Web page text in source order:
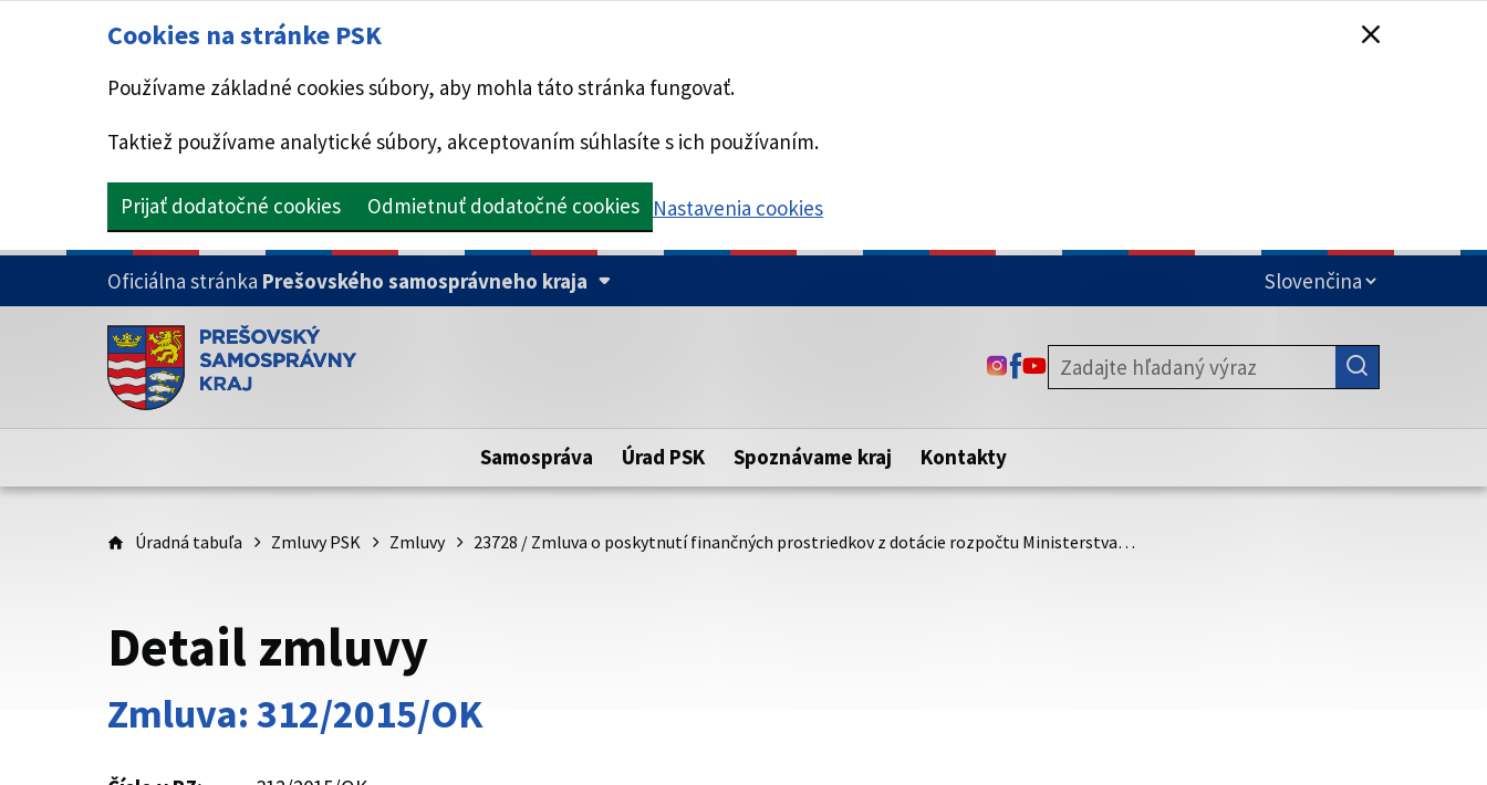
Cookies na stránke PSK
Používame základné cookies súbory, aby mohla táto stránka fungovať.
Taktiež používame analytické súbory, akceptovaním súhlasíte s ich používaním.
Prijať dodatočné cookies Odmietnuť dodatočné cookies Nastavenia cookies
PRESKOČIŤ NA HLAVNÝ OBSAH
Oficiálna stránka Prešovského samosprávneho kraja
Doména psk.sk je oficiálna
Toto je oficiálna webová stránka Prešovského samosprávneho kraja.
Táto stránka je zabezpečená
zabezpečenú webovú stránku. Zabezpečená stránka vždy začína
https:// pred názvom domény webového sídla.
ODKAZ SA OTVORÍ NA NOVEJ KARTE
ODKAZ SA OTVORÍ NA NOVEJ KARTE
ODKAZ SA OTVORÍ NA NOVEJ KARTE
Samospráva Úrad PSK Spoznávame kraj Kontakty
Úradná tabuľa Zmluvy PSK Zmluvy 23728 / Zmluva o poskytnutí finančných prostriedkov z dotácie rozpočtu Ministerstva…
Detail zmluvy
Zmluva: 312/2015/OK